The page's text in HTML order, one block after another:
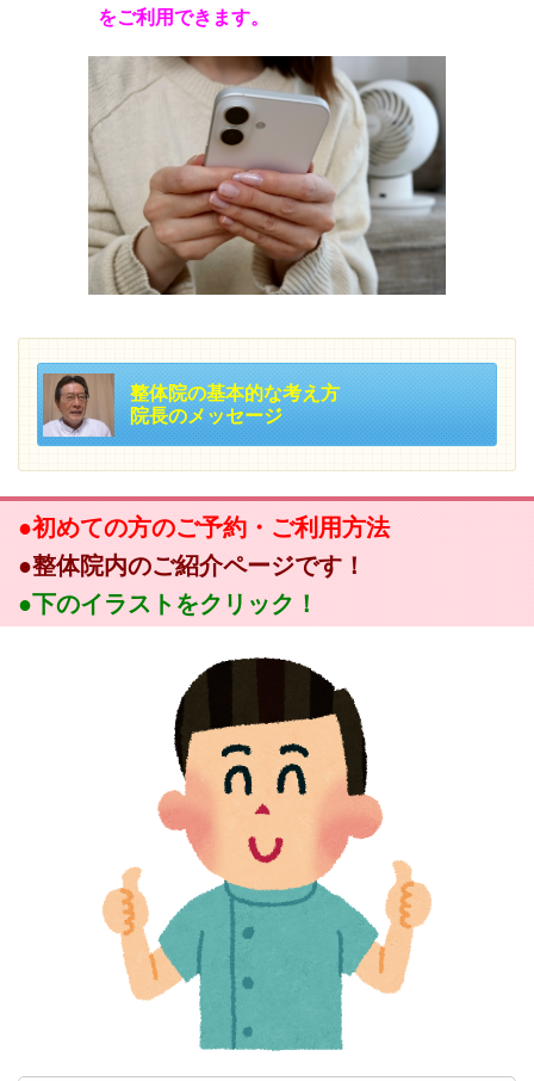
をご利用できます。
整体院の基本的な考え方
院長のメッセージ
●初めての方のご予約・ご利用方法
●整体院内のご紹介ページです！
●下のイラストをクリック！